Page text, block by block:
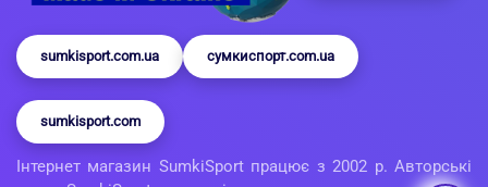
sumkisport.com.ua сумкиспорт.com.ua
sumkisport.com
Інтернет магазин SumkiSport працює з 2002 р. Авторські